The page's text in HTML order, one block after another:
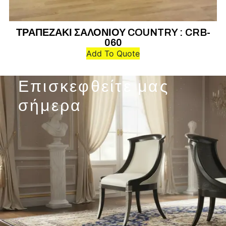
ΤΡΑΠΕΖΑΚΙ ΣΑΛΟΝΙΟΥ COUNTRY : CRB-
060
Add To Quote
Επισκεφθείτε μας
σήμερα